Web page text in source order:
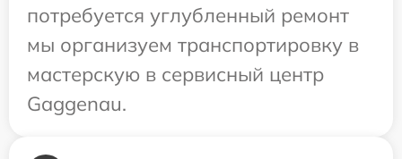
потребуется углубленный ремонт
мы организуем транспортировку в
мастерскую в сервисный центр
Gaggenau.